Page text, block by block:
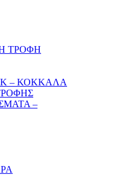
ΤΡΟΦΗ
– ΚΟΚΚΑΛΑ
–